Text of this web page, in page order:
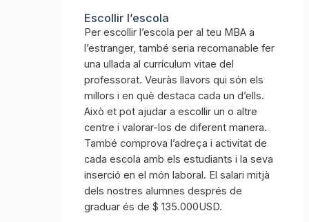
Escollir l’escola
Per escollir l’escola per al teu MBA a
l’estranger, també seria recomanable fer
una ullada al currículum vitae del
professorat. Veuràs llavors qui són els
millors i en què destaca cada un d’ells.
Això et pot ajudar a escollir un o altre
centre i valorar-los de diferent manera.
També comprova l’adreça i activitat de
cada escola amb els estudiants i la seva
inserció en el món laboral. El salari mitjà
dels nostres alumnes després de
graduar és de $ 135.000USD.